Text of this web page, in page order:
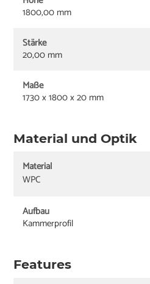
1800,00 mm
Stärke
20,00 mm
Maße
1730 x 1800 x 20 mm
Material und Optik
Material
WPC
Aufbau
Kammerprofil
Features